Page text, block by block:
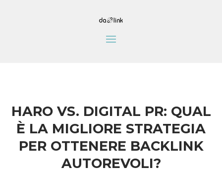
HARO VS. DIGITAL PR: QUAL
È LA MIGLIORE STRATEGIA
PER OTTENERE BACKLINK
AUTOREVOLI?